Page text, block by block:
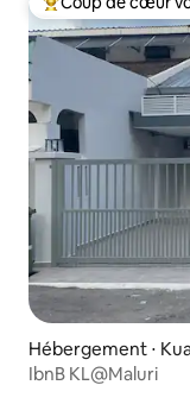
Coups de cœur
Hébergement ⋅
IbnB KL@Maluri